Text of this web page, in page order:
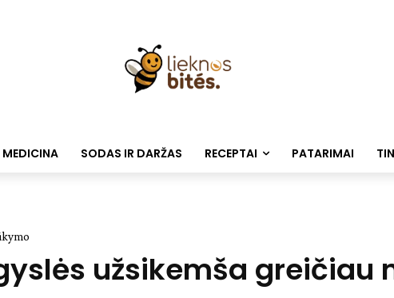
SODAS IR DARŽAS RECEPTAI PATARIMAI
užsikemša greičiau